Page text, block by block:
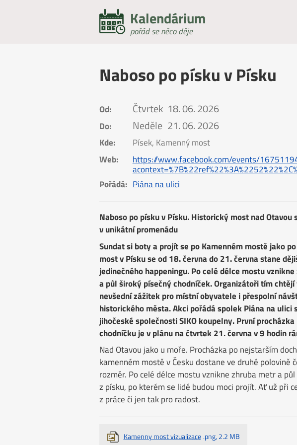
Kalendárium
pořád se něco děje
Naboso po písku v Písku
Od: Čtvrtek 18. 06. 2026
Do: Neděle 21. 06. 2026
Kde:
Písek, Kamenný most
Web:
https://www.facebook.com/events/
Pořádá: Piána na ulici
Naboso po písku v Písku. Historický most nad Otavou
v unikátní promenádu
Sundat si boty a projít se po Kamenném mostě jako
most v Písku se od 18. června do 21. června stane
jedinečného happeningu. Po celé délce mostu
a půl široký písečný chodníček. Organizátoři tím
nevšední zážitek pro místní obyvatele i přespolní
historického města. Akci pořádá spolek Piána na ulici
jihočeské společnosti SIKO koupelny. První
chodníčku je v plánu na čtvrtek 21. června v 9 hodin
Nad Otavou jako u moře. Procházka po nejstarším
kamenném mostě v Česku dostane ve druhé polovině
rozměr. Po celé délce mostu vznikne zhruba metr a
z písku, po kterém se lidé budou moci projít. Ať už při
z práce či jen tak pro radost.
Kamenny most vizualizace .png, 2.2 MB